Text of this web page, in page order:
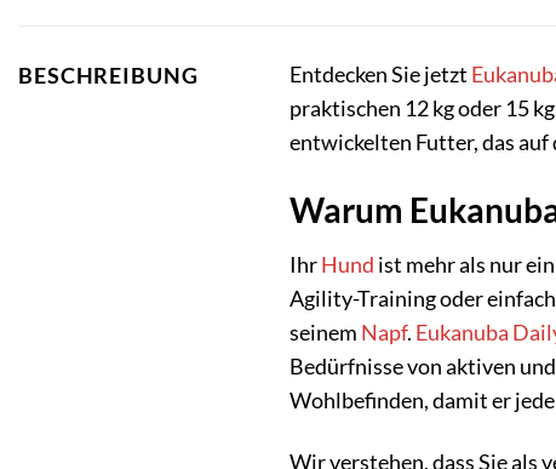
BESCHREIBUNG Entdecken Sie jetzt
praktischen 12 kg oder 15
entwickelten Futter, das
Warum
IhrHund ist mehr als nur
Agility-Training oder
seinem Napf. Eukanuba
Bedürfnisse von aktiven
Wohlbefinden, damit er
Wir verstehen, dass Sie als